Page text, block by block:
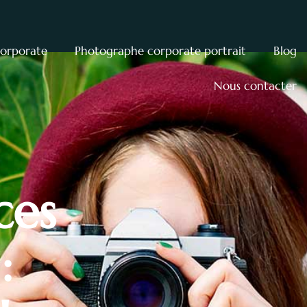
Photographe corporate portrait Blog
Nous contacter